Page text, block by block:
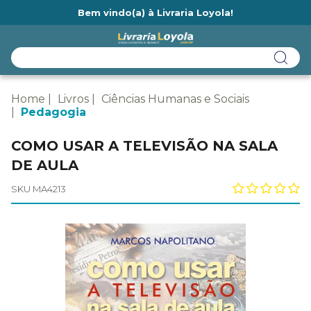
Bem vindo(a) à Livraria Loyola!
Home Livros
Ciências Humanas e Sociais
Pedagogia
COMO USAR A TELEVISÃO NA SALA
DE AULA
SKU MA4213